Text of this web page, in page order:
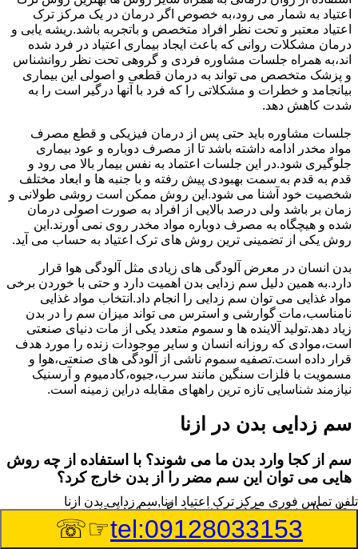
اعتیاد به شمار می رود،به خصوص اگر درمان در یک مرکز ترک
اعتیاد معتبر و تحت نظر افراد متخصص و باتجربه باشد.ریشه یابی و
درمان مشکلات روانی که باعث ایجاد بیماری اعتیاد در فرد شده
اند،به همراه جلسات مشاوره فردی و گروهی تحت نظر روانشناس
و پزشک متخصص می تواند به درمان قطعی و اصولی این بیماری
بیانجامد و خطرات و مشکلاتی را که فرد با آنها درگیر است را به
شدت کاهش دهد.
جلسات مشاوره باید حتی پس از درمان فیزیکی و قطع مصرف
مواد مخدر ادامه داشته باشد تا از مصرف دوباره و عود بیماری
جلوگیری شود.در این جلسات اعتماد به نفس بیمار بالا می رود و
قدم به قدم به سمت بهبودی پیش رفته و با جنبه ها و ابعاد مختلف
شخصیت خود آشنا می شود.این روش ممکن است روشی طولانی و
زمان بر باشد ولی درصد بالایی از افراد به صورت اصولی درمان
شده و هیچگاه به مصرف دوباره مواد مخدر روی نمی آورند.این
روش یکی از تضمینی ترین روش های ترک اعتیاد به حساب می آید.
بدن انسان در معرض آلودگی های زیادی مثل آلودگی هوا قرار
دارد.به همین دلیل سم زدایی بدن اهمیت دارد و حتی با خوردن برخی
مواد غذایی می توان سم زدایی را انجام داد.انتخاب مواد غذایی
نامناسب،مات گوارشی و استرس می تواند میزان سم را در بدن
زیاد دهد.تولید آلاینده ها و سموم متعدد یکی از مات دنیای صنعتی
است،موادی که روزانه انسان و سایر موجودات زنده را مورد هدف
قرار داده است.تصفیه سموم ناشی از آلودگی های صنعتی،هوا و
مسمویت با فلزات سنگین مانند سرب،جیوه،کادمیوم و آرسنیک
نیازمند شناسایی تازه ترین راههای مقابله دراین زمینه است.
سم زدایی بدن در ازنا
سم از کجا وارد بدن ما می شوند؟ با استفاده از چه روش
هایی می توان این سم مضر را از بدن خارج کرد؟
بطور کلی سم موجود در بدن به دو گروه عمده تقسیم می
شوند.بخش بزرگی از این سموم مثل مواد به جا مانده از سموم
گیاهی و آفت کش ها،فلزات سنگین ناشی از آلودگی هوا،انواع
تلفن تماس فوری مرکز ترک اعتیاد ازنا,سم زدایی بدن ازنا
tel:09128033153
☞☏